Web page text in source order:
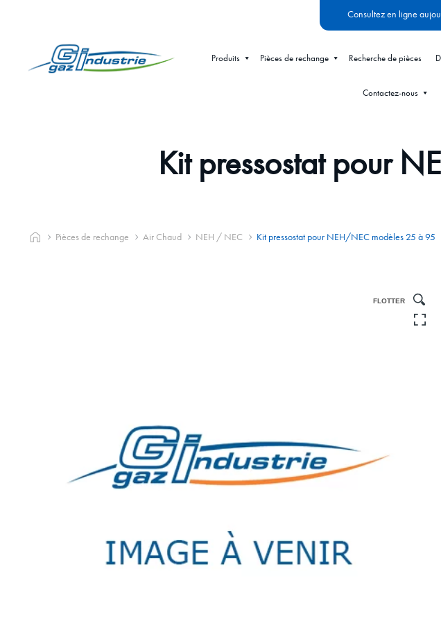
Consultez en ligne
Produits Pièces de rechange Recherche de pièces
Contactez-nous
Kit pressostat pour
Pièces de rechange Air Chaud NEH / NEC Kit pressostat pour NEH/NEC modèles 25 à 95
FLOTTER